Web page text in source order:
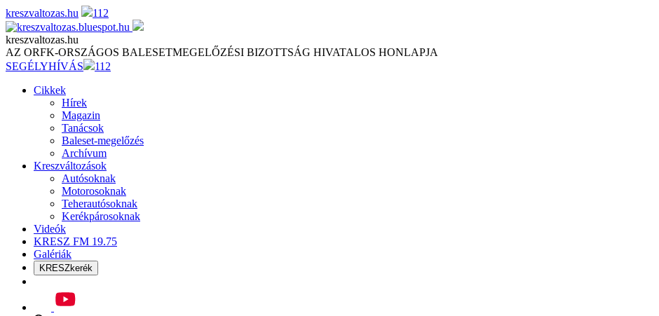
Skip
to
content
kreszvaltozas.hu 112
kreszvaltozas.hu
AZ ORFK-ORSZÁGOS BALESETMEGELŐZÉSI BIZOTTSÁG HIVATALOS HONLAPJA
SEGÉLYHÍVÁS
112
Cikkek
Hírek
Magazin
Tanácsok
Baleset-megelőzés
Archívum
Kreszváltozások
Autósoknak
Motorosoknak
Teherautósoknak
Kerékpárosoknak
Videók
KRESZ FM 19.75
Galériák
KRESZkerék